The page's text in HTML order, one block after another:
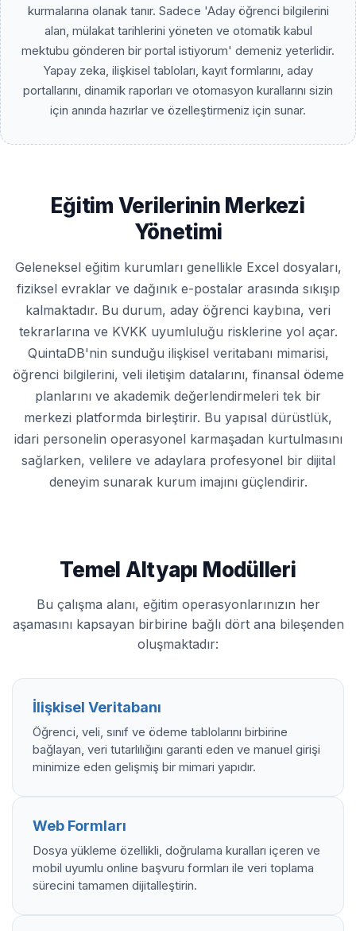
kurmalarına olanak tanır. Sadece 'Aday öğrenci bilgilerini
alan, mülakat tarihlerini yöneten ve otomatik kabul
mektubu gönderen bir portal istiyorum' demeniz yeterlidir.
Yapay zeka, ilişkisel tabloları, kayıt formlarını, aday
portallarını, dinamik raporları ve otomasyon kurallarını sizin
için anında hazırlar ve özelleştirmeniz için sunar.
Eğitim Verilerinin Merkezi
Yönetimi
Geleneksel eğitim kurumları genellikle Excel dosyaları,
fiziksel evraklar ve dağınık e-postalar arasında sıkışıp
kalmaktadır. Bu durum, aday öğrenci kaybına, veri
tekrarlarına ve KVKK uyumluluğu risklerine yol açar.
QuintaDB'nin sunduğu ilişkisel veritabanı mimarisi,
öğrenci bilgilerini, veli iletişim datalarını, finansal ödeme
planlarını ve akademik değerlendirmeleri tek bir
merkezi platformda birleştirir. Bu yapısal dürüstlük,
idari personelin operasyonel karmaşadan kurtulmasını
sağlarken, velilere ve adaylara profesyonel bir dijital
deneyim sunarak kurum imajını güçlendirir.
Temel Altyapı Modülleri
Bu çalışma alanı, eğitim operasyonlarınızın her
aşamasını kapsayan birbirine bağlı dört ana bileşenden
oluşmaktadır:
İlişkisel Veritabanı
Öğrenci, veli, sınıf ve ödeme tablolarını birbirine
bağlayan, veri tutarlılığını garanti eden ve manuel girişi
minimize eden gelişmiş bir mimari yapıdır.
Web Formları
Dosya yükleme özellikli, doğrulama kuralları içeren ve
mobil uyumlu online başvuru formları ile veri toplama
sürecini tamamen dijitalleştirin.